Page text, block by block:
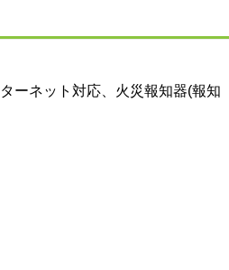
ーネット対応、火災報知器(報知